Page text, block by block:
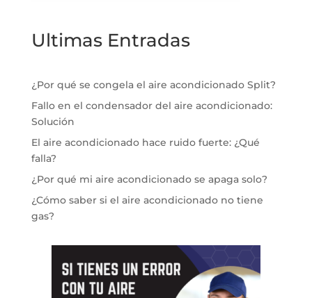
Ultimas Entradas
¿Por qué se congela el aire acondicionado Split?
Fallo en el condensador del aire acondicionado:
Solución
El aire acondicionado hace ruido fuerte: ¿Qué
falla?
¿Por qué mi aire acondicionado se apaga solo?
¿Cómo saber si el aire acondicionado no tiene
gas?